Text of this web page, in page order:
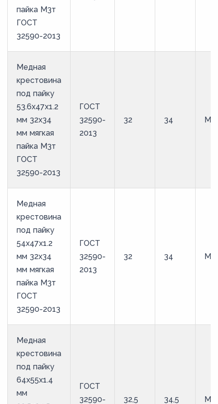
пайка М3т
ГОСТ
32590-2013
Медная
крестовина
под пайку
53.6х47х1.2
мм 32х34
мм мягкая
пайка М3т
ГОСТ
32590-2013
ГОСТ
32590-
2013
32 34
Медная
крестовина
под пайку
54х47х1.2
мм 32х34
мм мягкая
пайка М3т
ГОСТ
32590-2013
ГОСТ
32590-
2013
32 34
Медная
крестовина
под пайку
64х55х1.4
мм
ГОСТ
32590-
32,5 34,5